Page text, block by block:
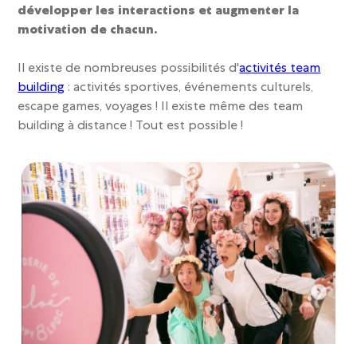
développer les interactions et augmenter la
motivation de chacun.
Il existe de nombreuses possibilités d'activités team
building : activités sportives, événements culturels,
escape games, voyages ! Il existe même des team
building à distance ! Tout est possible !